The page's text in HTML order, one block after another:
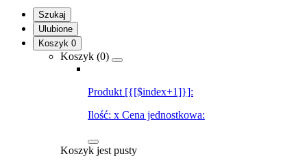
Szukaj
Ulubione
Koszyk 0
Koszyk (0)
Produkt [{[$index+1]}]:
Ilość: x Cena jednostkowa:
Koszyk jest pusty